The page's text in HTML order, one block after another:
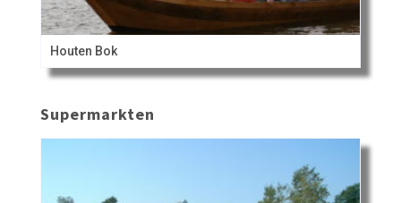
Houten Bok
Supermarkten